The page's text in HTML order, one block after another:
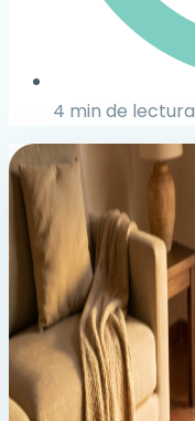
4 min de lectura